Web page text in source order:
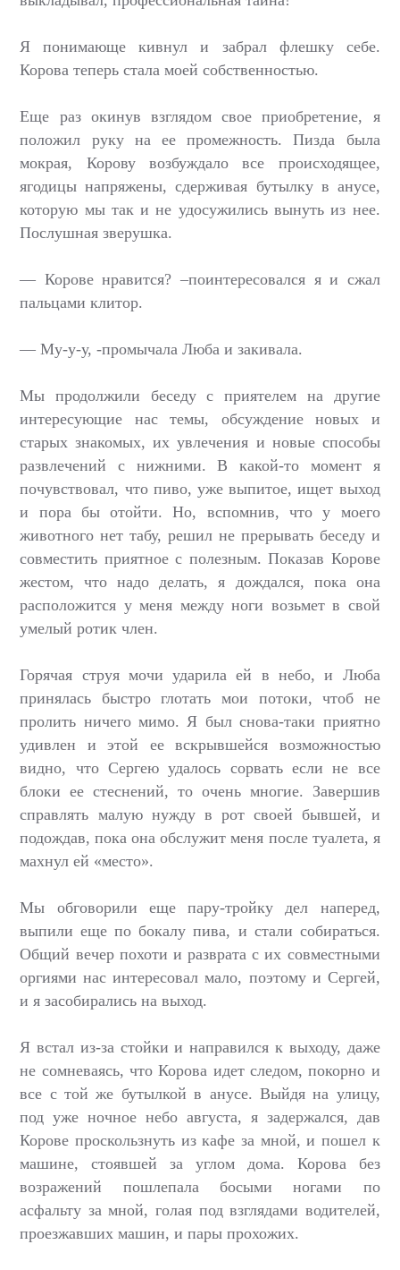
Я понимающе кивнул и забрал флешку себе.
Корова теперь стала моей собственностью.
Еще раз окинув взглядом свое приобретение, я
положил руку на ее промежность. Пизда была
мокрая, Корову возбуждало все происходящее,
ягодицы напряжены, сдерживая бутылку в анусе,
которую мы так и не удосужились вынуть из нее.
Послушная зверушка.
— Корове нравится? –поинтересовался я и сжал
пальцами клитор.
— Му-у-у, -промычала Люба и закивала.
Мы продолжили беседу с приятелем на другие
интересующие нас темы, обсуждение новых и
старых знакомых, их увлечения и новые способы
развлечений с нижними. В какой-то момент я
почувствовал, что пиво, уже выпитое, ищет выход
и пора бы отойти. Но, вспомнив, что у моего
животного нет табу, решил не прерывать беседу и
совместить приятное с полезным. Показав Корове
жестом, что надо делать, я дождался, пока она
расположится у меня между ноги возьмет в свой
умелый ротик член.
Горячая струя мочи ударила ей в небо, и Люба
принялась быстро глотать мои потоки, чтоб не
пролить ничего мимо. Я был снова-таки приятно
удивлен и этой ее вскрывшейся возможностью
видно, что Сергею удалось сорвать если не все
блоки ее стеснений, то очень многие. Завершив
справлять малую нужду в рот своей бывшей, и
подождав, пока она обслужит меня после туалета, я
махнул ей «место».
Мы обговорили еще пару-тройку дел наперед,
выпили еще по бокалу пива, и стали собираться.
Общий вечер похоти и разврата с их совместными
оргиями нас интересовал мало, поэтому и Сергей,
и я засобирались на выход.
Я встал из-за стойки и направился к выходу, даже
не сомневаясь, что Корова идет следом, покорно и
все с той же бутылкой в анусе. Выйдя на улицу,
под уже ночное небо августа, я задержался, дав
Корове проскользнуть из кафе за мной, и пошел к
машине, стоявшей за углом дома. Корова без
возражений пошлепала босыми ногами по
асфальту за мной, голая под взглядами водителей,
проезжавших машин, и пары прохожих.